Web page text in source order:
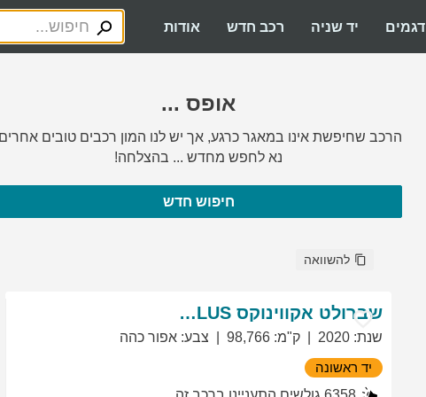
דגמים יד שניה רכב חדש אודות
אופס ...
הרכב שחיפשת אינו במאגר כרגע, אך יש לנו המון רכבים טובים
נא לחפש מחדש ... בהצלחה!
חיפוש חדש
להשוואה
שברולט אקווינוקס LT PLUS
שנת:
2020 ק"מ:
98,766 צבע: אפור כהה
יד ראשונה